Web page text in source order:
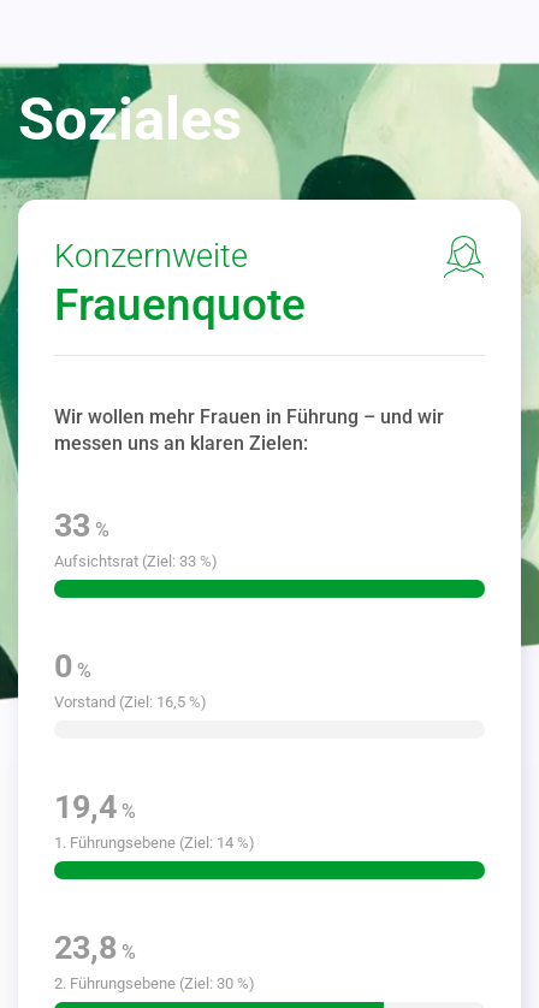
Soziales
Konzernweite
Frauenquote
Wir wollen mehr Frauen in Führung – und wir
messen uns an klaren Zielen:
33 %
Aufsichtsrat (Ziel: 33 %)
0 %
Vorstand (Ziel: 16,5 %)
19,4 %
1. Führungs­ebene (Ziel: 14 %)
23,8 %
2. Führungs­ebene (Ziel: 30 %)